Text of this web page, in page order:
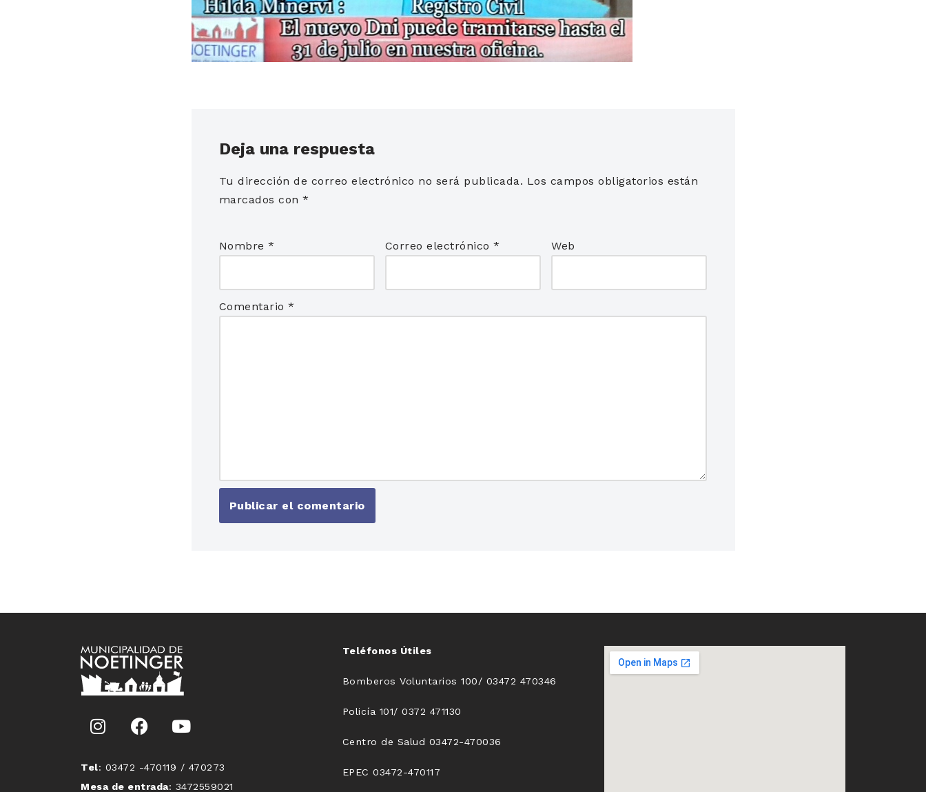
Deja una respuesta
Tu dirección de correo electrónico no será publicada. Los campos obligatorios están
marcados con *
Nombre * Correo electrónico* Web
Comentario *
Tel: 03472 -470119 / 470273
Mesa de entrada: 3472559021
Teléfonos Útiles
Bomberos Voluntarios 100/ 03472 470346
Policía 101/ 0372 471130
Centro de Salud 03472-470036
EPEC 03472-470117